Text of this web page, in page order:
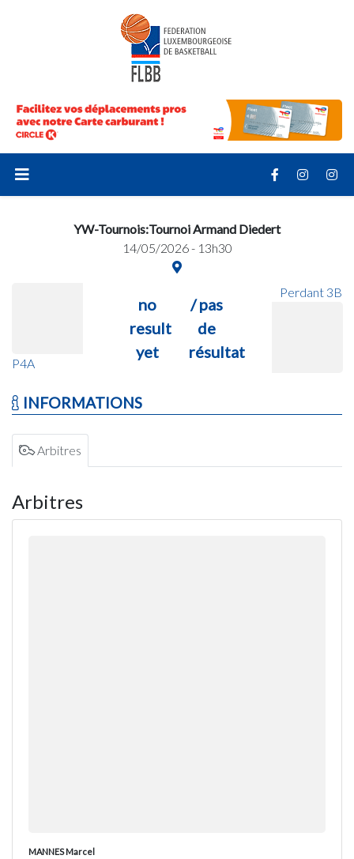
YW-Tournois:Tournoi Armand Diedert
14/05/2026 - 13h30
P4A
no
result
yet
/ pas
de
résultat
Perdant 3B
INFORMATIONS
Arbitres
Arbitres
MANNES Marcel